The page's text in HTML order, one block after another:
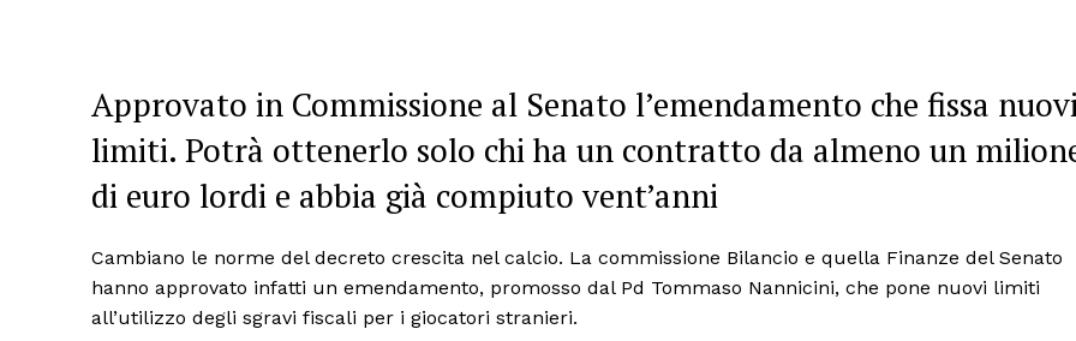
Approvato in Commissione al Senato l’emendamento che fissa
limiti. Potrà ottenerlo solo chi ha un contratto da almeno un
di euro lordi e abbia già compiuto vent’anni
Cambiano le norme del decreto crescita nel calcio. La commissione Bilancio e quella Finanze del Senato
hanno approvato infatti un emendamento, promosso dal Pd Tommaso Nannicini, che pone nuovi limiti
all’utilizzo degli sgravi fiscali per i giocatori stranieri.